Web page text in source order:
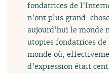
fondatrices de
n’ont plus grand-
aujourd’hui le monde
utopies fondatrices
monde où,
d’expression était